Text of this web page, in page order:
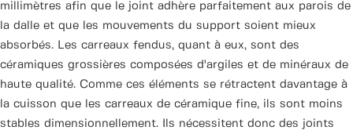
millimètres afin que le joint adhère parfaitement aux parois de
la dalle et que les mouvements du support soient mieux
absorbés. Les carreaux fendus, quant à eux, sont des
céramiques grossières composées d'argiles et de minéraux de
haute qualité. Comme ces éléments se rétractent davantage à
la cuisson que les carreaux de céramique fine, ils sont moins
stables dimensionnellement. Ils nécessitent donc des joints